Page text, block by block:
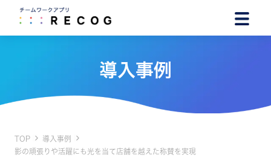
導入事例
TOP
導入事例
影の頑張りや活躍にも光を当て店舗を越えた称賛を実現